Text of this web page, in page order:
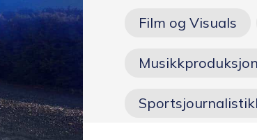
Radio Skjeberg
Beliggenhet
Film og Visuals
Musikkproduksjon